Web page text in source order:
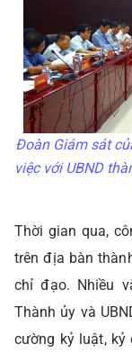
Đoàn Giám sát
việc với UBND
Thời gian qua,
trên địa bàn
chỉ đạo. Nhiều
Thành ủy và
cường kỷ luật, kỷ